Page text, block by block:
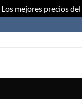
Los mejores precios